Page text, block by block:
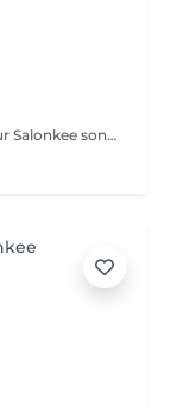
Veuillez prendre note que les prix indiqués sur Salonkee sont communiqués à titre informatif et s'entendent de base. Ces derniers sont susceptibles de varier selon le diagnostic réalisé à votre arrivée au salon et l'expertise du professionnel à qui vous confiez votre beauté. Dans tous les cas, un devis précis vous sera proposé et toutes réalisations de prestations seront effectuées avec votre accord. Un grand merci d'avance pour votre compréhension. Au plaisir de vous recevoir très vite.